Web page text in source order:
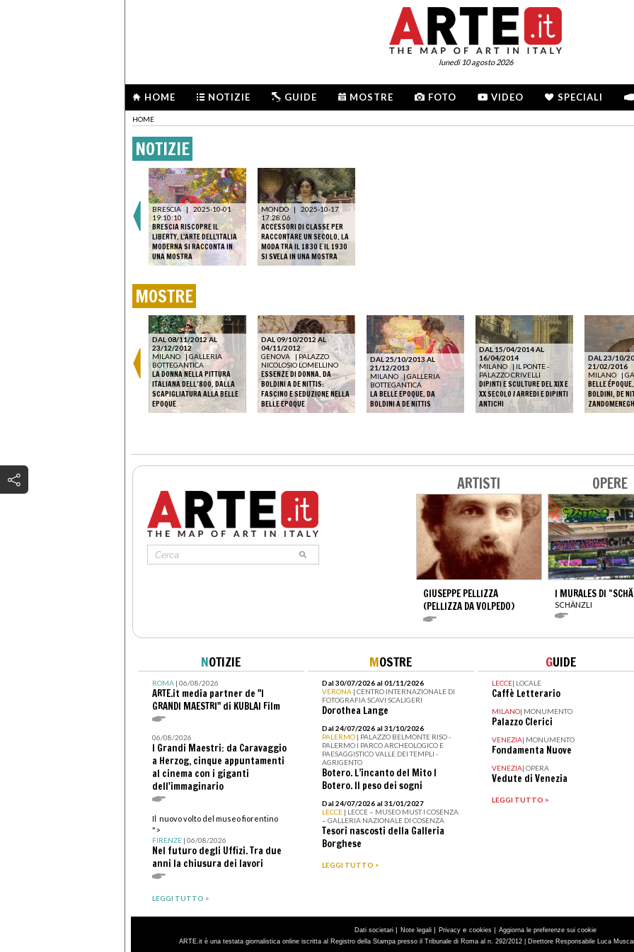
lunedì 10 agosto 2026
HOME NOTIZIE GUIDE MOSTRE FOTO VIDEO SPECIALI
HOME
NOTIZIE
BRESCIA | 2025-10-01
19:10:10
BRESCIA RISCOPRE IL
LIBERTY. L'ARTE DELL'ITALIA
MODERNA SI RACCONTA IN
UNA MOSTRA
MONDO |
2025-10-17
17:28:06
ACCESSORI DI CLASSE PER
RACCONTARE UN SECOLO. LA
MODA TRA IL 1830 E IL 1930
SI SVELA IN UNA MOSTRA
MOSTRE
DAL 08/11/2012 AL
23/12/2012
MILANO | GALLERIA
BOTTEGANTICA
LA DONNA NELLA PITTURA
ITALIANA DELL’800. DALLA
SCAPIGLIATURA ALLA BELLE
EPOQUE
DAL 09/10/2012 AL
04/11/2012
GENOVA
| PALAZZO
NICOLOSIO LOMELLINO
ESSENZE DI DONNA. DA
BOLDINI A DE NITTIS:
FASCINO E SEDUZIONE NELLA
BELLE EPOQUE
DAL 25/10/2013 AL
21/12/2013
MILANO |GALLERIA
BOTTEGANTICA
LA BELLE EPOQUE. DA
BOLDINI A DE NITTIS
DAL 15/04/2014 AL
16/04/2014
MILANO
| IL PONTE -
PALAZZO CRIVELLI
DIPINTI E SCULTURE DEL XIX E
XX SECOLO / ARREDI E DIPINTI
ANTICHI
DAL 23/10/
21/02/2016
MILANO
|
BELLE
BOLDINI, DE
ARTISTI
GIUSEPPE PELLIZZA
(PELLIZZA DA VOLPEDO)
OPERE
I MURALES DI
SCHÄNZLI
NOTIZIE
ROMA| 06/08/2026
ARTE.it media partner de "I
GRANDI MAESTRI" di KUBLAI Film
06/08/2026
I Grandi Maestri: da Caravaggio
a Herzog, cinque appuntamenti
al cinema con i giganti
dell'immaginario
Il nuovo volto del museo fiorentino
">
FIRENZE| 06/08/2026
Nel futuro degli Uffizi. Tra due
anni la chiusura dei lavori
LEGGI TUTTO >
MOSTRE
Dal 30/07/2026 al 01/11/2026
VERONA | CENTRO INTERNAZIONALE DI
FOTOGRAFIA SCAVI SCALIGERI
Dorothea Lange
Dal 24/07/2026 al 31/10/2026
PALERMO | PALAZZO BELMONTE RISO -
PALERMO I PARCO ARCHEOLOGICO E
PAESAGGISTICO VALLE DEI TEMPLI -
AGRIGENTO
Botero. L’incanto del Mito I
Botero. Il peso dei sogni
Dal 24/07/2026 al 31/01/2027
LECCE | LECCE – MUSEO MUST I COSENZA
– GALLERIA NAZIONALE DI COSENZA
Tesori nascosti della Galleria
Borghese
LEGGI TUTTO >
GUIDE
LECCE| LOCALE
Caffè Letterario
MILANO| MONUMENTO
Palazzo Clerici
VENEZIA| MONUMENTO
Fondamenta Nuove
VENEZIA| OPERA
Vedute di Venezia
LEGGI TUTTO >
Dati societari | Note legali | Privacy e cookies | Aggiorna le preferenze sui cookie
ARTE.it è una testata giornalistica online iscritta al Registro della Stampa presso il Tribunale di Roma al n. 292/2012 | Direttore Responsabile Luca